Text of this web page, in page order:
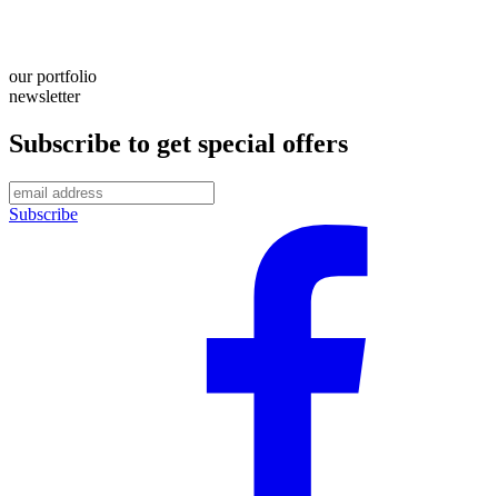
our portfolio
newsletter
Subscribe to get special offers
Subscribe